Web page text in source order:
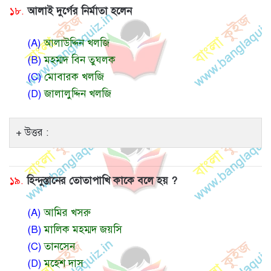
১৮. আলাই দুর্গের নির্মাতা হলেন
(A)আলাউদ্দিন খলজি
(B)মহম্মদ বিন তুঘলক
(C)মোবারক খলজি
(D)জালালুদ্দিন খলজি
উত্তর :
১৯. হিন্দুস্তানের তোতাপাখি কাকে বলে হয় ?
(A)আমির খসরু
(B)মালিক মহম্মদ জয়সি
(C)তানসেন
(D)মহেশ দাস